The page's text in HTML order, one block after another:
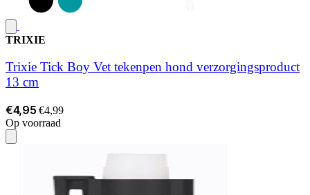
TRIXIE
Trixie Tick Boy Vet tekenpen hond verzorgingsproduct
13 cm
€4,95 €4,99
Op voorraad